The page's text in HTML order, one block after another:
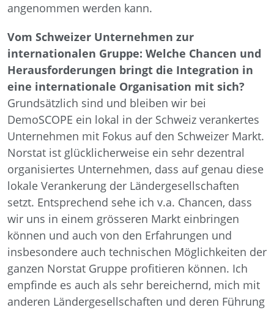
angenommen werden kann.
Vom Schweizer Unternehmen zur
internationalen Gruppe: Welche Chancen und
Herausforderungen bringt die Integration in
eine internationale Organisation mit sich?
Grundsätzlich sind und bleiben wir bei
DemoSCOPE ein lokal in der Schweiz verankertes
Unternehmen mit Fokus auf den Schweizer Markt.
Norstat ist glücklicherweise ein sehr dezentral
organisiertes Unternehmen, dass auf genau diese
lokale Verankerung der Ländergesellschaften
setzt. Entsprechend sehe ich v.a. Chancen, dass
wir uns in einem grösseren Markt einbringen
können und auch von den Erfahrungen und
insbesondere auch technischen Möglichkeiten der
ganzen Norstat Gruppe profitieren können. Ich
empfinde es auch als sehr bereichernd, mich mit
anderen Ländergesellschaften und deren Führung